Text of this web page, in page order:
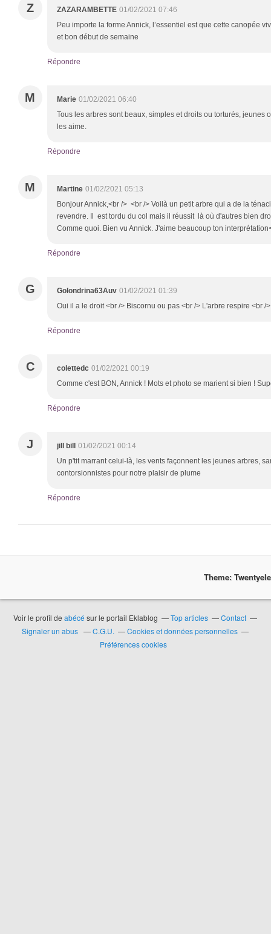
Z ZAZARAMBETTE 01/02/2021 07:46
Peu importe la forme Annick, l’essentiel est que cette canopée
et bon début de semaine
Répondre
M Marie 01/02/2021 06:40
Tous les arbres sont beaux, simples et droits ou torturés, jeunes
les aime.
Répondre
M Martine 01/02/2021 05:13
Bonjour Annick,<br /> <br /> Voilà un petit arbre qui a de la
revendre. Il est tordu du col mais il réussit là où d'autres bien
Comme quoi. Bien vu Annick. J'aime beaucoup ton
Répondre
G Golondrina63Auv 01/02/2021 01:39
Oui il a le droit <br /> Biscornu ou pas <br /> L'arbre respire <br /
Répondre
C colettedc 01/02/2021 00:19
Comme c'est BON, Annick ! Mots et photo se marient si bien !
Répondre
J jill bill
01/02/2021 00:14
Un p'tit marrant celui-là, les vents façonnent les jeunes arbres,
contorsionnistes pour notre plaisir de plume
Répondre
Theme:
Voir le profil deabécé sur le portail Eklablog Top articles
Contact
Signaler un abus
C.G.U.
Cookies et données personnelles
Préférences cookies